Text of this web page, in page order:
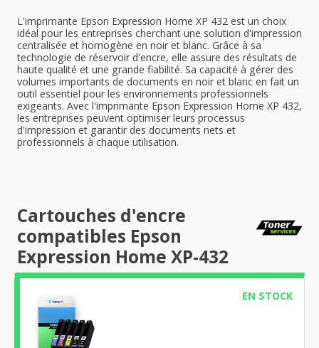
L'imprimante Epson Expression Home XP 432 est un choix
idéal pour les entreprises cherchant une solution d'impression
centralisée et homogène en noir et blanc. Grâce à sa
technologie de réservoir d'encre, elle assure des résultats de
haute qualité et une grande fiabilité. Sa capacité à gérer des
volumes importants de documents en noir et blanc en fait un
outil essentiel pour les environnements professionnels
exigeants. Avec l'imprimante Epson Expression Home XP 432,
les entreprises peuvent optimiser leurs processus
d'impression et garantir des documents nets et
professionnels à chaque utilisation.
Cartouches d'encre
compatibles Epson
Expression Home XP-432
EN STOCK